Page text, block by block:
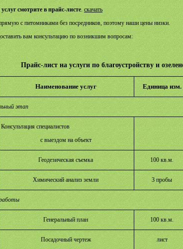
смотрите в прайс-листе. скачать
с питомниками без посредников, поэтому наши цены низки.
вам консультацию по возникшим вопросам:
Прайс-лист на услуги по благоустройству и
Наименование услуг Единица изм.
этап
Консультация специалистов
с выездом на объект
Геодезическая съемка 100 кв.м.
Химический анализ земли 3 пробы
Генеральный план 100 кв.м.
Посадочный чертеж
лист